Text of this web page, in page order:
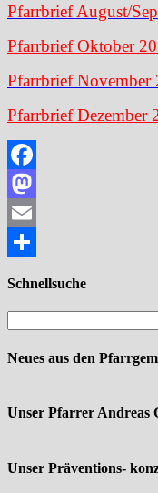
Pfarrbrief August/
Pfarrbrief Oktober
Pfarrbrief November
Pfarrbrief Dezember
Facebook
Mastodon
Email
Schnellsuche
Neues aus den
Unser Pfarrer Andreas
Unser Präventions-